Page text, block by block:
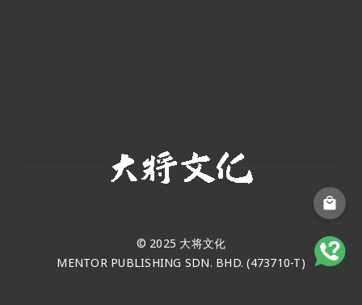
© 2025 大将文化
MENTOR PUBLISHING SDN. BHD. (473710-T)